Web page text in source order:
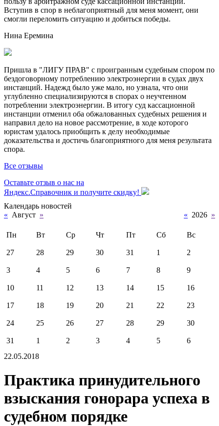
Вступив в спор в неблагоприятный для меня момент, они
смогли переломить ситуацию и добиться победы.
Нина Еремина
Пришла в "ЛИГУ ПРАВ" с проигранным судебным спором по
бездоговорному потреблению электроэнергии в судах двух
инстанций. Надежд было уже мало, но узнала, что они
углубленно специализируются в спорах о неучтенном
потреблении электроэнергии. В итогу суд кассационной
инстанции отменил оба обжалованных судебных решения и
направил дело на новое рассмотрение, в ходе которого
юристам удалось приобщить к делу необходимые
доказательства и достичь благоприятного для меня результата
спора.
Все отзывы
Оставьте отзыв о нас на
Яндекс.Справочник и получите скидку!
Календарь новостей
« Август » « 2026 »
Пн Вт Ср Чт Пт Сб Вс
27 28 29 30 31 1 2
3 4 5 6 7 8 9
10 11 12 13 14 15 16
17 18 19 20 21 22 23
24 25 26 27 28 29 30
31 1 2 3 4 5
6
22.05.2018
Практика принудительного
взыскания гонорара успеха в
судебном порядке